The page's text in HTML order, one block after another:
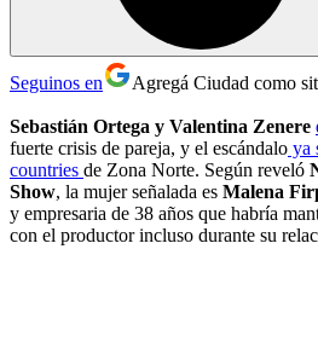
Seguinos en Agregá Ciudad como
Sebastián Ortega y Valentina Zenere
fuerte crisis de pareja, y el escándalo ya
countries de Zona Norte. Según reveló
Show, la mujer señalada es Malena
y empresaria de 38 años que habría
con el productor incluso durante su